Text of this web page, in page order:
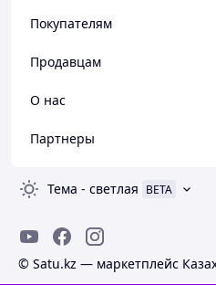
Покупателям
Продавцам
О нас
Партнеры
Тема - светлая BETA
© Satu.kz — маркетплейс